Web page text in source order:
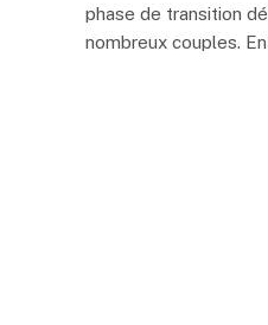
phase de transition
nombreux couples.